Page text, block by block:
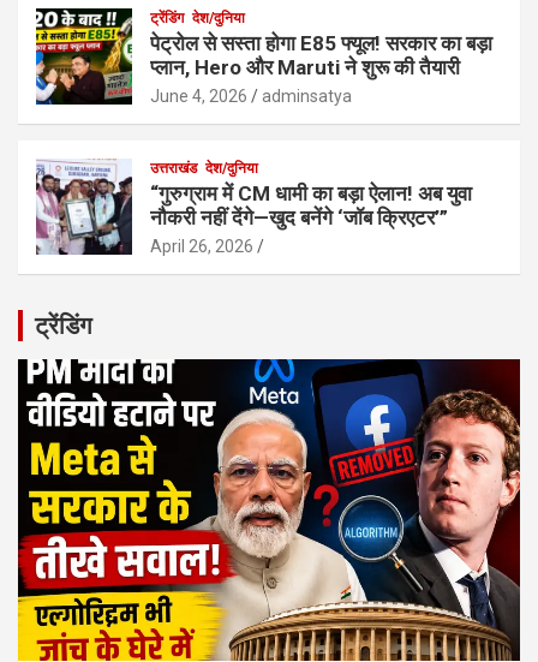
ट्रेंडिंग देश/दुनिया
पेट्रोल से सस्ता होगा E85 फ्यूल! सरकार का बड़ा
प्लान, Hero और Maruti ने शुरू की तैयारी
June 4, 2026 adminsatya
उत्तराखंड देश/दुनिया
“गुरुग्राम में CM धामी का बड़ा ऐलान! अब युवा
नौकरी नहीं देंगे—खुद बनेंगे ‘जॉब क्रिएटर’”
April 26, 2026
ट्रेंडिंग